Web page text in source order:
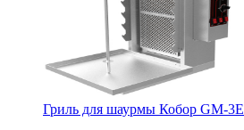
Гриль для шаурмы Кобор GM-3E